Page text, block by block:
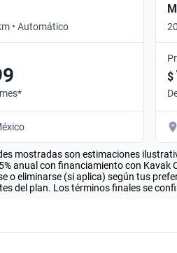
• Automático
$
mostradas son estimaciones
anual con financiamiento con
o eliminarse (si aplica) según tus
del plan. Los términos finales se